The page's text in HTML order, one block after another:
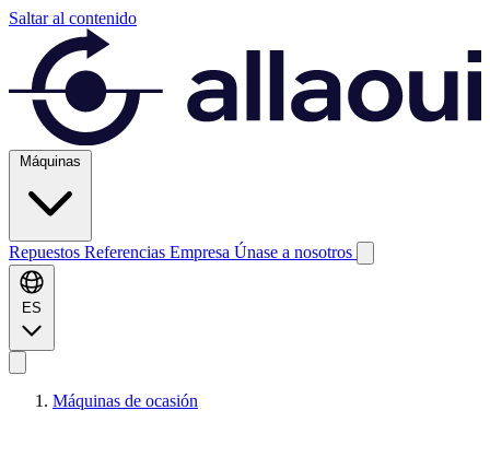
Saltar al contenido
Máquinas
Repuestos Referencias Empresa Únase a nosotros
ES
Máquinas de ocasión